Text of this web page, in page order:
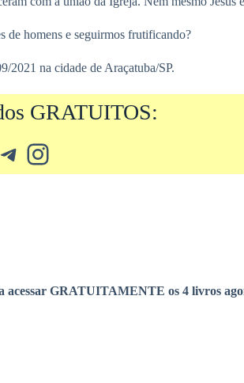
de homens e seguirmos frutificando?
2021 na cidade de Araçatuba/SP.
GRATUITOS:
Telegram Instagram
acessar GRATUITAMENTE os 4 livros